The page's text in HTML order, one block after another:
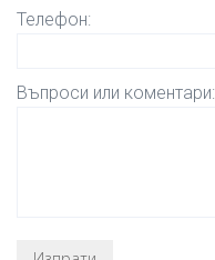
Телефон:
Въпроси или коментари: